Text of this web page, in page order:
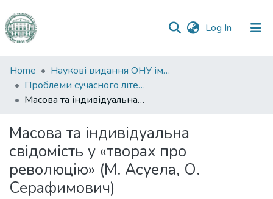
Log In (current)
Communities
&
Collections
Statistics
Home
Наукові видання ОНУ імені І. І. Мечникова
Проблеми сучасного літературознавства
Масова та індивідуальна свідомість у «творах про революцію» (М. Асуела, О. Серафимович)
Масова та індивідуальна
свідомість у «творах про
революцію» (М. Асуела, О.
Серафимович)